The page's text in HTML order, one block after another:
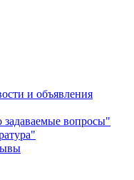
и объявления
вопросы"